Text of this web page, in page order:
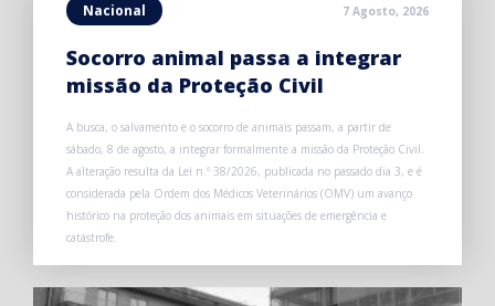
Nacional 7 Agosto, 2026
Socorro animal passa a integrar
missão da Proteção Civil
A busca, o salvamento e o socorro de animais passam, a partir de
sábado, 8 de agosto, a integrar formalmente a missão da Proteção Civil.
A alteração resulta da Lei n.º 38/2026, publicada no passado dia 3, e é
considerada pela Ordem dos Médicos Veterinários (OMV) um avanço
histórico na proteção dos animais em situações de emergência e
catástrofe.